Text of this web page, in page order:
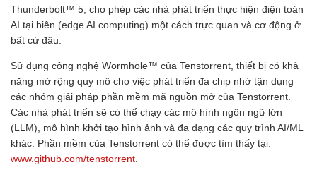
Thunderbolt™ 5, cho phép các nhà phát triển thực hiện điện toán
AI tại biên (edge AI computing) một cách trực quan và cơ động ở
bất cứ đâu.
Sử dụng công nghệ Wormhole™ của Tenstorrent, thiết bị có khả
năng mở rộng quy mô cho việc phát triển đa chip nhờ tận dụng
các nhóm giải pháp phần mềm mã nguồn mở của Tenstorrent.
Các nhà phát triển sẽ có thể chạy các mô hình ngôn ngữ lớn
(LLM), mô hình khởi tạo hình ảnh và đa dạng các quy trình AI/ML
khác. Phần mềm của Tenstorrent có thể được tìm thấy tại:
www.github.com/tenstorrent